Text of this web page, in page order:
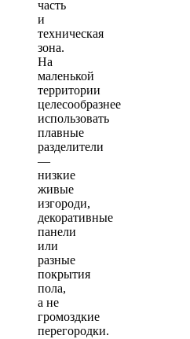
часть
и
техническая
зона.
На
маленькой
территории
целесообразнее
использовать
плавные
разделители
—
низкие
живые
изгороди,
декоративные
панели
или
разные
покрытия
пола,
а не
громоздкие
перегородки.